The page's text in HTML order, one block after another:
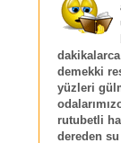
demekki
yüzleri
rutubetli
dereden